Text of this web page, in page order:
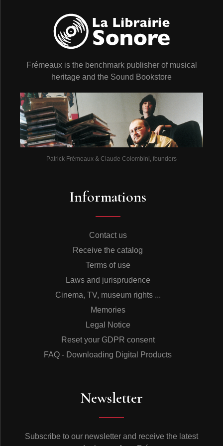
Frémeaux is the benchmark publisher of musical
heritage and the Sound Bookstore
Patrick Frémeaux & Claude Colombini, founders
Informations
Contact us
Receive the catalog
Terms of use
Laws and jurisprudence
Cinema, TV, museum rights ...
Memories
Legal Notice
Reset your GDPR consent
FAQ - Downloading Digital Products
Newsletter
Subscribe to our newsletter and receive the latest